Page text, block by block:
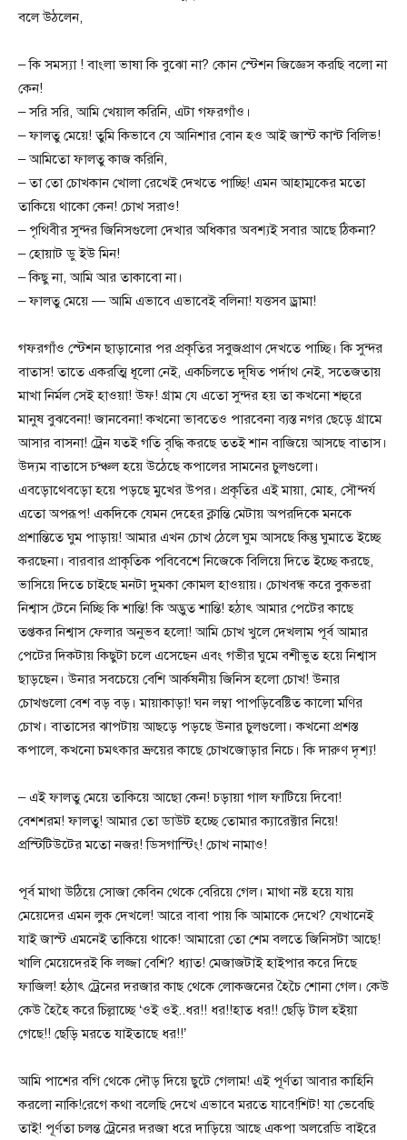
বলে উঠলেন,
– কি সমস্যা ! বাংলা ভাষা কি বুঝো না? কোন স্টেশন জিজ্ঞেস করছি বলো না
কেন!
– সরি সরি, আমি খেয়াল করিনি, এটা গফরগাঁও।
– ফালতু মেয়ে! তুমি কিভাবে যে আনিশার বোন হও আই জাস্ট কান্ট বিলিভ!
– আমিতো ফালতু কাজ করিনি,
– তা তো চোখকান খোলা রেখেই দেখতে পাচ্ছি! এমন আহাম্মকের মতো
তাকিয়ে থাকো কেন! চোখ সরাও!
– পৃথিবীর সুন্দর জিনিসগুলো দেখার অধিকার অবশ্যই সবার আছে ঠিকনা?
– হোয়াট ডু ইউ মিন!
– কিছু না, আমি আর তাকাবো না।
– ফালতু মেয়ে — আমি এভাবে এভাবেই বলিনা! যত্তসব ড্রামা!
গফরগাঁও স্টেশন ছাড়ানোর পর প্রকৃতির সবুজপ্রাণ দেখতে পাচ্ছি। কি সুন্দর
বাতাস! তাতে একরত্মি ধূলো নেই, একচিলতে দূষিত পর্দাথ নেই, সতেজতায়
মাখা নির্মল সেই হাওয়া! উফ! গ্রাম যে এতো সুন্দর হয় তা কখনো শহুরে
মানুষ বুঝবেনা! জানবেনা! কখনো ভাবতেও পারবেনা ব্যস্ত নগর ছেড়ে গ্রামে
আসার বাসনা! ট্রেন যতই গতি বৃদ্ধি করছে ততই শান বাজিয়ে আসছে বাতাস।
উদ্যম বাতাসে চন্ঞ্চল হয়ে উঠেছে কপালের সামনের চুলগুলো।
এবড়োথেবড়ো হয়ে পড়ছে মুখের উপর। প্রকৃতির এই মায়া, মোহ, সৌন্দর্য
এতো অপরূপ! একদিকে যেমন দেহের ক্লান্তি মেটায় অপরদিকে মনকে
প্রশান্তিতে ঘুম পাড়ায়! আমার এখন চোখ ঠেলে ঘুম আসছে কিন্তু ঘুমাতে ইচ্ছে
করছেনা। বারবার প্রাকৃতিক পবিবেশে নিজেকে বিলিয়ে দিতে ইচ্ছে করছে,
ভাসিয়ে দিতে চাইছে মনটা দুমকা কোমল হাওয়ায়। চোখবন্ধ করে বুকভরা
নিশ্বাস টেনে নিচ্ছি কি শান্তি! কি অদ্ভুত শান্তি! হঠাৎ আমার পেটের কাছে
তপ্তকর নিশ্বাস ফেলার অনুভব হলো! আমি চোখ খুলে দেখলাম পূর্ব আমার
পেটের দিকটায় কিছুটা চলে এসেছেন এবং গভীর ঘুমে বশীভুত হয়ে নিশ্বাস
ছাড়ছেন। উনার সবচেয়ে বেশি আর্কষনীয় জিনিস হলো চোখ! উনার
চোখগুলো বেশ বড় বড়। মায়াকাড়া! ঘন লম্বা পাপড়িবেষ্টিত কালো মণির
চোখ। বাতাসের ঝাপটায় আছড়ে পড়ছে উনার চুলগুলো। কখনো প্রশস্ত
কপালে, কখনো চমৎকার ভ্রুয়ের কাছে চোখজোড়ার নিচে। কি দারুণ দৃশ্য!
– এই ফালতু মেয়ে তাকিয়ে আছো কেন! চড়ায়া গাল ফাটিয়ে দিবো!
বেশশরম! ফালতু! আমার তো ডাউট হচ্ছে তোমার ক্যারেক্টার নিয়ে!
প্রস্টিটিউটের মতো নজর! ডিসগাস্টিং! চোখ নামাও!
পূর্ব মাথা উঠিয়ে সোজা কেবিন থেকে বেরিয়ে গেল। মাথা নষ্ট হয়ে যায়
মেয়েদের এমন লুক দেখলে! আরে বাবা পায় কি আমাকে দেখে? যেখানেই
যাই জাস্ট এমনেই তাকিয়ে থাকে! আমারো তো শেম বলতে জিনিসটা আছে!
খালি মেয়েদেরই কি লজ্জা বেশি? ধ্যাত! মেজাজটাই হাইপার করে দিছে
ফাজিল! হঠাৎ ট্রেনের দরজার কাছ থেকে লোকজনের হৈচৈ শোনা গেল। কেউ
কেউ হৈহৈ করে চিল্লাচ্ছে ‘ওই ওই..ধর!! ধর!!হাত ধর!! ছেড়ি টাল হইয়া
গেছে!! ছেড়ি মরতে যাইতাছে ধর!!’
আমি পাশের বগি থেকে দৌড় দিয়ে ছুটে গেলাম! এই পূর্ণতা আবার কাহিনি
করলো নাকি!রেগে কথা বলেছি দেখে এভাবে মরতে যাবে!শিট! যা ভেবেছি
তাই! পূর্ণতা চলন্ত ট্রেনের দরজা ধরে দাড়িয়ে আছে একপা অলরেডি বাইরে